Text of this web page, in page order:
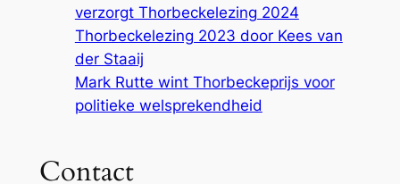
verzorgt Thorbeckelezing 2024
Thorbeckelezing 2023 door Kees van
der Staaij
Mark Rutte wint Thorbeckeprijs voor
politieke welsprekendheid
Contact